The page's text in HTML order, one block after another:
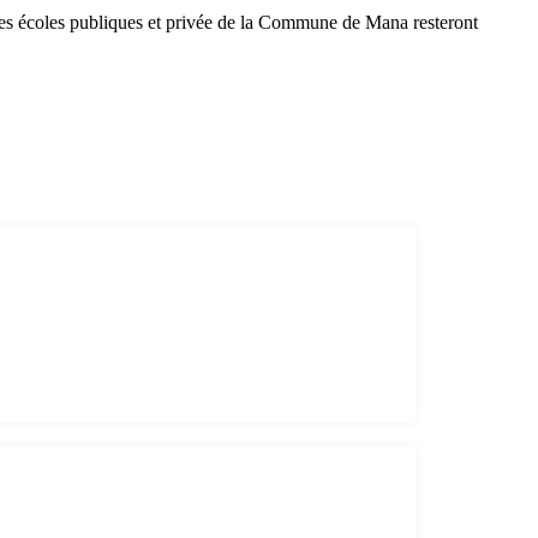
publiques et privée de la Commune de Mana resteront